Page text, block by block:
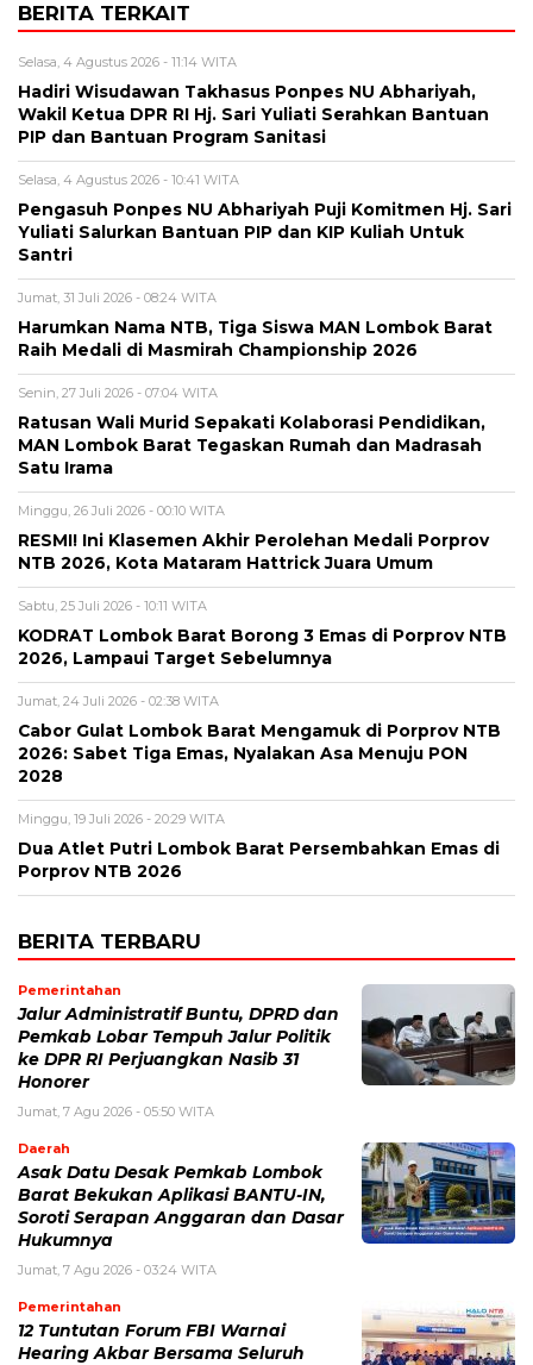
BERITA TERKAIT
Selasa, 4 Agustus 2026 - 11:14 WITA
Hadiri Wisudawan Takhasus Ponpes NU Abhariyah,
Wakil Ketua DPR RI Hj. Sari Yuliati Serahkan Bantuan
PIP dan Bantuan Program Sanitasi
Selasa, 4 Agustus 2026 - 10:41 WITA
Pengasuh Ponpes NU Abhariyah Puji Komitmen Hj. Sari
Yuliati Salurkan Bantuan PIP dan KIP Kuliah Untuk
Santri
Jumat, 31 Juli 2026 - 08:24 WITA
Harumkan Nama NTB, Tiga Siswa MAN Lombok Barat
Raih Medali di Masmirah Championship 2026
Senin, 27 Juli 2026 - 07:04 WITA
Ratusan Wali Murid Sepakati Kolaborasi Pendidikan,
MAN Lombok Barat Tegaskan Rumah dan Madrasah
Satu Irama
Minggu, 26 Juli 2026 - 00:10 WITA
RESMI! Ini Klasemen Akhir Perolehan Medali Porprov
NTB 2026, Kota Mataram Hattrick Juara Umum
Sabtu, 25 Juli 2026 - 10:11 WITA
KODRAT Lombok Barat Borong 3 Emas di Porprov NTB
2026, Lampaui Target Sebelumnya
Jumat, 24 Juli 2026 - 02:38 WITA
Cabor Gulat Lombok Barat Mengamuk di Porprov NTB
2026: Sabet Tiga Emas, Nyalakan Asa Menuju PON
2028
Minggu, 19 Juli 2026 - 20:29 WITA
Dua Atlet Putri Lombok Barat Persembahkan Emas di
Porprov NTB 2026
BERITA TERBARU
Pemerintahan
Jalur Administratif Buntu, DPRD dan
Pemkab Lobar Tempuh Jalur Politik
ke DPR RI Perjuangkan Nasib 31
Honorer
Jumat, 7 Agu 2026 - 05:50 WITA
Daerah
Asak Datu Desak Pemkab Lombok
Barat Bekukan Aplikasi BANTU-IN,
Soroti Serapan Anggaran dan Dasar
Hukumnya
Jumat, 7 Agu 2026 - 03:24 WITA
Pemerintahan
12 Tuntutan Forum FBI Warnai
Hearing Akbar Bersama Seluruh